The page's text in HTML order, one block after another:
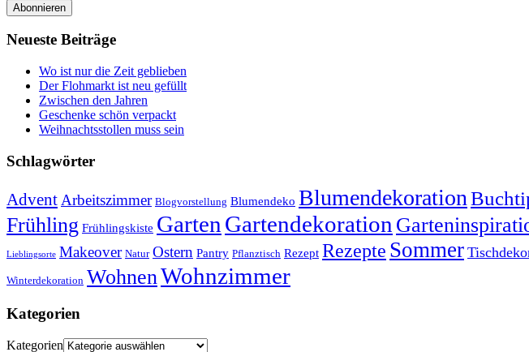
Abonnieren
Neueste Beiträge
Wo ist nur die Zeit geblieben
Der Flohmarkt ist neu gefüllt
Zwischen den Jahren
Geschenke schön verpackt
Weihnachtsstollen muss sein
Schlagwörter
AdventArbeitszimmer Blogvorstellung Blumendeko Blumendekoration
Frühling Frühlingskiste GartenGartendekoration
Lieblingsorte Makeover Natur Ostern Pantry Pflanztisch Rezept Rezepte Sommer
Winterdekoration WohnenWohnzimmer
Kategorien
Kategorien